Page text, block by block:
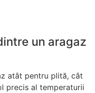
un aragaz
atât pentru plită, cât
precis al temperaturii